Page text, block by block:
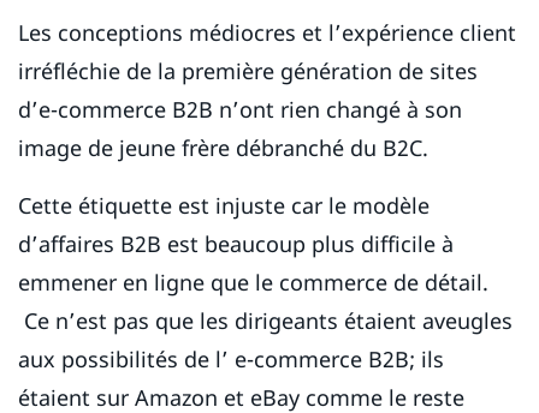
Les conceptions médiocres et l’expérience client
irréfléchie de la première génération de sites
d’e-commerce B2B n’ont rien changé à son
image de jeune frère débranché du B2C.
Cette étiquette est injuste car le modèle
d’affaires B2B est beaucoup plus difficile à
emmener en ligne que le commerce de détail.
Ce n’est pas que les dirigeants étaient aveugles
aux possibilités de l’ e-commerce B2B; ils
étaient sur Amazon et eBay comme le reste